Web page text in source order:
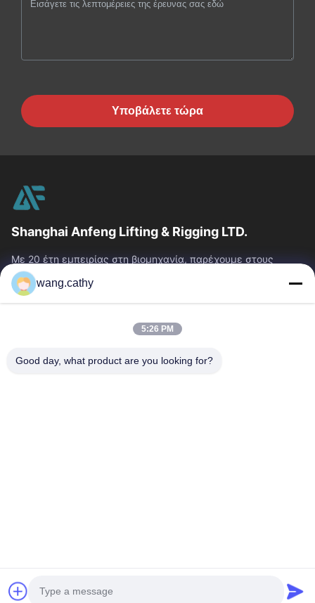
Υποβάλετε τώρα
Shanghai Anfeng Lifting & Rigging LTD.
Με 20 έτη εμπειρίας στη βιομηχανία, παρέχουμε στους
πελάτες μας το ασφάλιστρο που ανυψώνει & που εξοπλίζει
τα προϊόντα και τις...
Γρήγοροι Σύνδεσμοι
Προϊόντα
Βίντεο
Περίπου Εμείς
wang.cathy
5:26 PM
Good day, what product are you looking for?